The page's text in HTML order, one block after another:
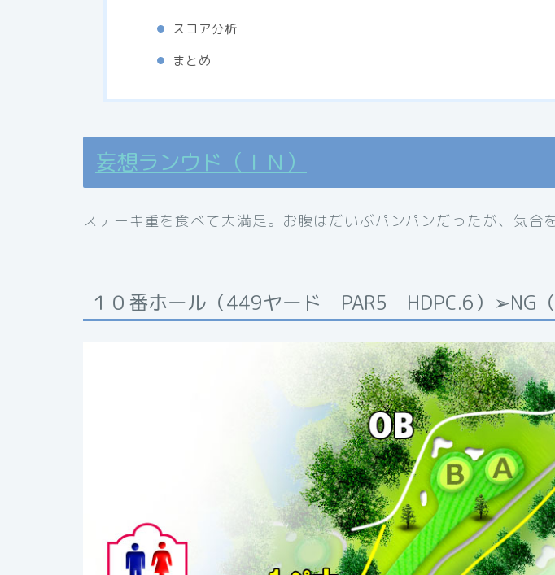
スコア分析
まとめ
妄想ランウド（ＩＮ）
ステーキ重を食べて大満足。お腹はだいぶパンパンだったが、気合
１０番ホール（449ヤード PAR5 HDPC.6）➢NG（